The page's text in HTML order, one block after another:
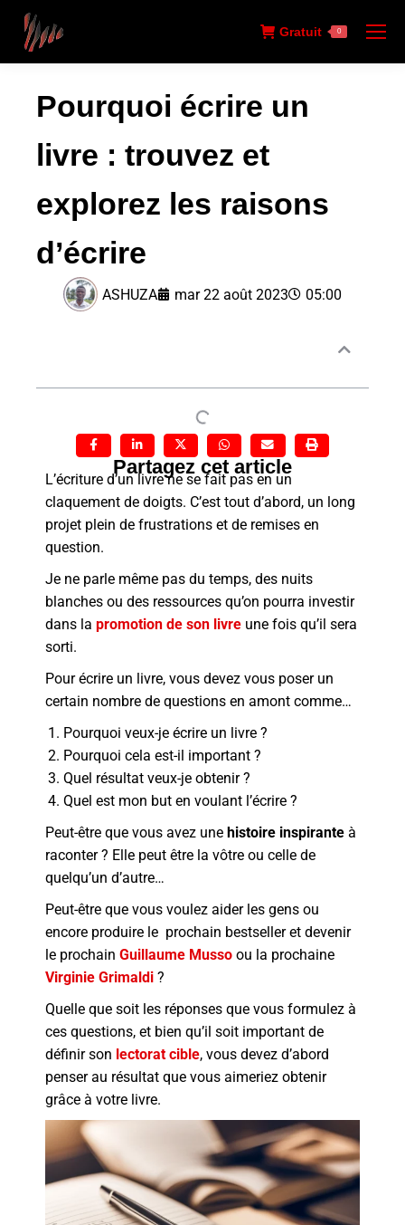
Gratuit 0
Pourquoi écrire un
livre : trouvez et
explorez les raisons
d’écrire
ASHUZA mar 22 août 2023 05:00
Partagez cet article
L’écriture d’un livre ne se fait pas en un
claquement de doigts. C’est tout d’abord, un long
projet plein de frustrations et de remises en
question.
Je ne parle même pas du temps, des nuits
blanches ou des ressources qu’on pourra investir
dans la promotion de son livre une fois qu’il sera
sorti.
Pour écrire un livre, vous devez vous poser un
certain nombre de questions en amont comme…
Pourquoi veux-je écrire un livre ?
Pourquoi cela est-il important ?
Quel résultat veux-je obtenir ?
Quel est mon but en voulant l’écrire ?
Peut-être que vous avez une histoire inspirante à
raconter ? Elle peut être la vôtre ou celle de
quelqu’un d’autre…
Peut-être que vous voulez aider les gens ou
encore produire le prochain bestseller et devenir
le prochain Guillaume Musso ou la prochaine
Virginie Grimaldi ?
Quelle que soit les réponses que vous formulez à
ces questions, et bien qu’il soit important de
définir son lectorat cible, vous devez d’abord
penser au résultat que vous aimeriez obtenir
grâce à votre livre.